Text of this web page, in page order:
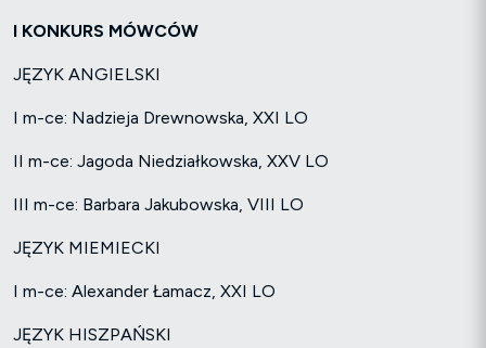
I KONKURS MÓWCÓW
JĘZYK ANGIELSKI
I m-ce: Nadzieja Drewnowska, XXI LO
II m-ce: Jagoda Niedziałkowska, XXV LO
III m-ce: Barbara Jakubowska, VIII LO
JĘZYK MIEMIECKI
I m-ce: Alexander Łamacz, XXI LO
JĘZYK HISZPAŃSKI